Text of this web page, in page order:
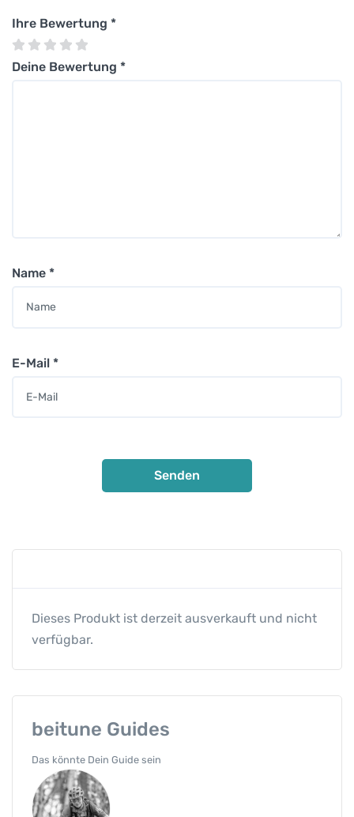
Ihre Bewertung *
Deine Bewertung *
Name *
E-Mail *
Dieses Produkt ist derzeit ausverkauft und nicht
verfügbar.
beitune Guides
Das könnte Dein Guide sein